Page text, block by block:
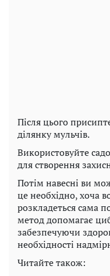
Після цього
ділянку мульчів.
Використовуйте
для створення
Потім навесні ви
це необхідно, хоча
розкладеться сама
метод допомагає
забезпечуючи
необхідності
Читайте також: